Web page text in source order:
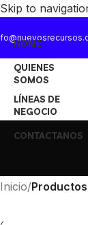
Skip to
HOME
QUIENES
SOMOS
LÍNEAS DE
NEGOCIO
CONTACTANOS
Inicio/